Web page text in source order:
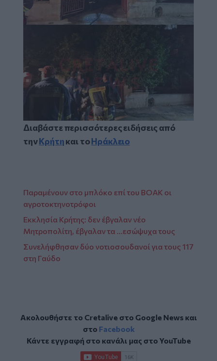
Διαβάστε περισσότερες ειδήσεις από
τηνΚρήτηκαι τοΗράκλειο
Παραμένουν στο μπλόκο επί του ΒΟΑΚ οι
αγροτοκτηνοτρόφοι
Εκκλησία Κρήτης: δεν έβγαλαν νέο
Μητροπολίτη, έβγαλαν τα …εσώψυχα τους
Συνελήφθησαν δύο νοτιοσουδανοί για τους 117
στη Γαύδο
Ακολουθήστε το Cretalive στο Google Newsκαι
στο Facebook
Κάντε εγγραφή στο κανάλι μας στοYouTube